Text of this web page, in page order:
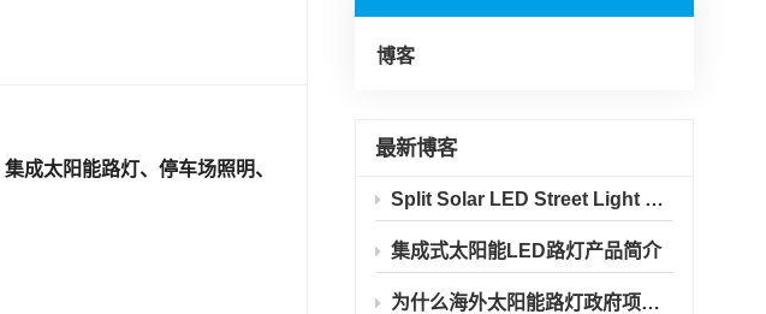
博客
最新博客
Split Solar LED Street Light 20W 40W, IP65 Die-cast Aluminum Solar Road Lamp for Rural Village Road Lighting Project
集成式太阳能LED路灯产品简介
为什么海外太阳能路灯政府项目首选飞利浦5050 LED芯片
集成太阳能路灯、停车场照明、